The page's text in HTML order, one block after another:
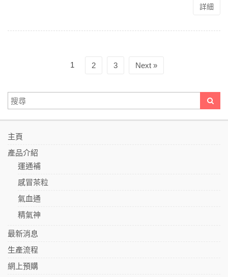
詳細
1 2 3 Next »
主頁
產品介紹
運通補
感冒茶粒
氣血通
精氣神
最新消息
生產流程
網上預購